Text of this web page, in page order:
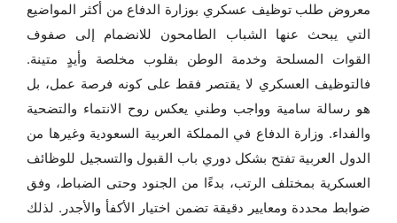
معروض طلب توظيف عسكري بوزارة الدفاع من أكثر المواضيع
التي يبحث عنها الشباب الطامحون للانضمام إلى صفوف
القوات المسلحة وخدمة الوطن بقلوب مخلصة وأيدٍ متينة.
فالتوظيف العسكري لا يقتصر فقط على كونه فرصة عمل، بل
هو رسالة سامية وواجب وطني يعكس روح الانتماء والتضحية
والفداء. وزارة الدفاع في المملكة العربية السعودية وغيرها من
الدول العربية تفتح بشكل دوري باب القبول والتسجيل للوظائف
العسكرية بمختلف الرتب، بدءًا من الجنود وحتى الضباط، وفق
ضوابط محددة ومعايير دقيقة تضمن اختيار الأكفأ والأجدر. لذلك